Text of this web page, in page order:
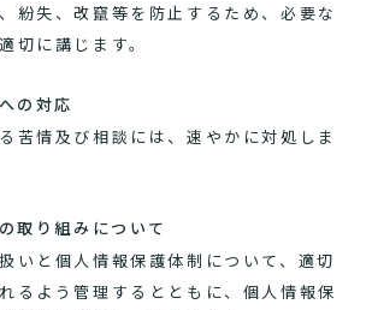
紛失、改竄等を防止するため、必要な
切に講じます。
の対応
苦情及び相談には、速やかに対処しま
取り組みについて
いと個人情報保護体制について、適切
るよう管理するとともに、個人情報保